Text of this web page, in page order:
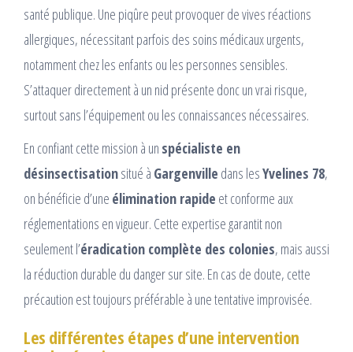
santé publique. Une piqûre peut provoquer de vives réactions
allergiques, nécessitant parfois des soins médicaux urgents,
notamment chez les enfants ou les personnes sensibles.
S’attaquer directement à un nid présente donc un vrai risque,
surtout sans l’équipement ou les connaissances nécessaires.
En confiant cette mission à un spécialiste en
désinsectisationsitué à Gargenville dans lesYvelines 78,
on bénéficie d’une élimination rapide et conforme aux
réglementations en vigueur. Cette expertise garantit non
seulement l’éradication complète des colonies, mais aussi
la réduction durable du danger sur site. En cas de doute, cette
précaution est toujours préférable à une tentative improvisée.
Les différentes étapes d’une intervention